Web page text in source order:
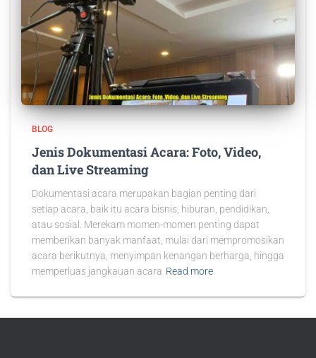
BLOG
Jenis Dokumentasi Acara: Foto, Video,
dan Live Streaming
Dokumentasi acara merupakan bagian penting dari
setiap acara, baik itu acara bisnis, hiburan, pendidikan,
atau sosial. Merekam momen-momen penting dapat
memberikan banyak manfaat, mulai dari mempromosikan
acara berikutnya, menyimpan kenangan berharga, hingga
memperluas jangkauan acara Read more